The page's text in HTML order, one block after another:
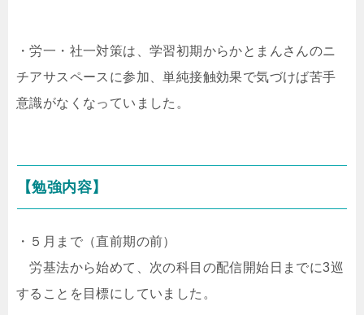
・労一・社一対策は、学習初期からかとまんさんのニ
チアサスペースに参加、単純接触効果で気づけば苦手
意識がなくなっていました。
【勉強内容】
・５月まで（直前期の前）
労基法から始めて、次の科目の配信開始日までに3巡
することを目標にしていました。